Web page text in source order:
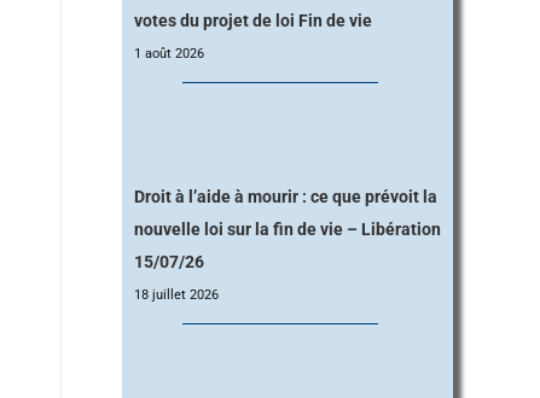
votes du projet de loi Fin de vie
1 août 2026
Droit à l’aide à mourir : ce que prévoit la
nouvelle loi sur la fin de vie – Libération
15/07/26
18 juillet 2026